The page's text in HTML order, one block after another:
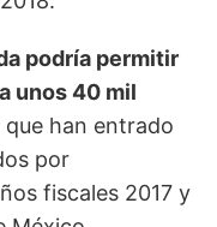
podría permitir
unos 40 mil
que han entrado
por
fiscales 2017 y